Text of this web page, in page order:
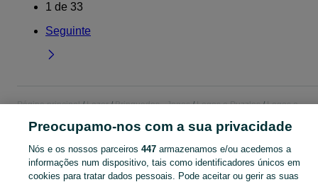
1 de 33
Seguinte
Página principal Lazer Brinquedos - Jogos Legos e Puzzles
Legos e
CATEGORIA
Preocupamo-nos com a sua privacidade
Nós e os nossos parceiros 447armazenamos e/ou acedemos a
informações num dispositivo, tais como identificadores únicos em
cookies para tratar dados pessoais. Pode aceitar ou gerir as suas